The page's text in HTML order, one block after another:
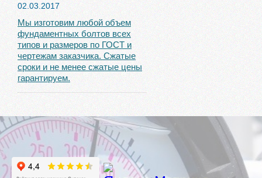
02.03.2017
Мы изготовим любой объем
фундаментных болтов всех
типов и размеров по ГОСТ и
чертежам заказчика. Сжатые
сроки и не менее сжатые цены
гарантируем.